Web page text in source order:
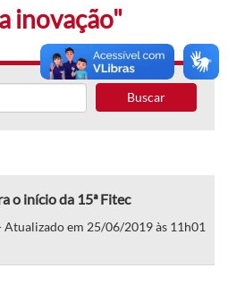
inovação"
Buscar
o início da 15ª Fitec
em 25/06/2019 às 11h01